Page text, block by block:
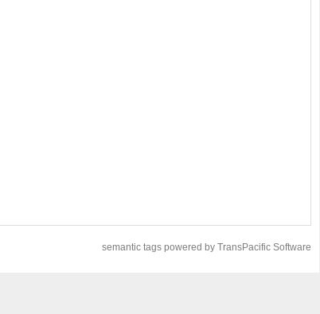
semantic tags powered by TransPacific Software